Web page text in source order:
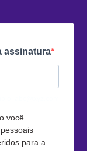
assinatura
você
para a